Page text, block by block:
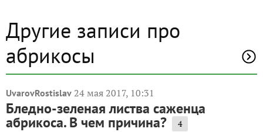
Другие записи про
абрикосы
UvarovRostislav 24 мая 2017, 10:31
Бледно-зеленая листва саженца
абрикоса. В чем причина? 4